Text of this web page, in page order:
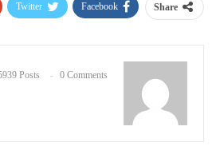
Share
Facebook
Twitter
Posts 0 Comments